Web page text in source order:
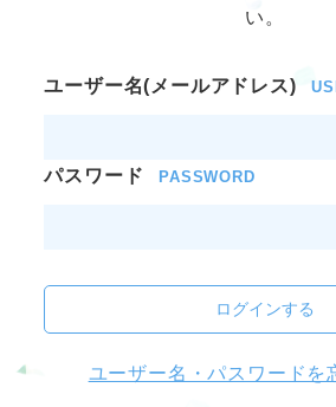
い。
ユーザー名(メールアドレス)
パスワード PASSWORD
ログインする
ユーザー名・パスワードを